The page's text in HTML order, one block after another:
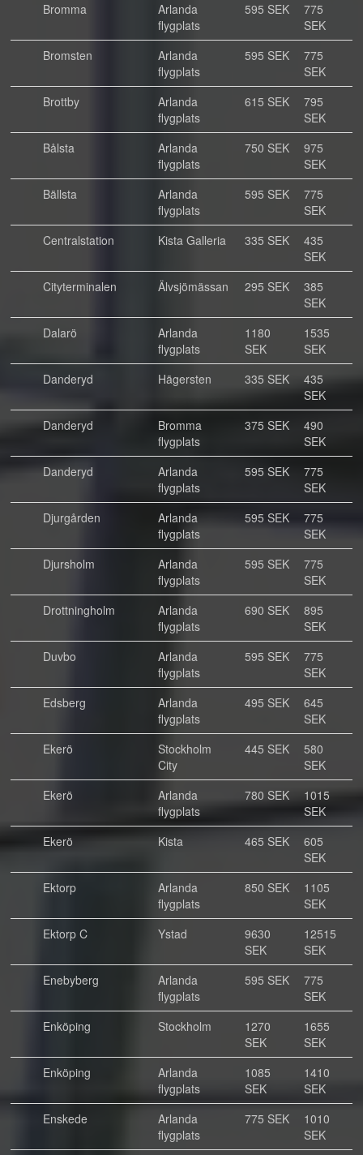
Bromma
Arlanda
flygplats
595 SEK
775
SEK
Bromsten
Arlanda
flygplats
595 SEK
775
SEK
Brottby
Arlanda
flygplats
615 SEK
795
SEK
Bålsta
Arlanda
flygplats
750 SEK
975
SEK
Bällsta
Arlanda
flygplats
595 SEK
775
SEK
Centralstation
Kista Galleria 335 SEK
435
SEK
Cityterminalen
Älvsjömässan 295 SEK
385
SEK
Dalarö
Arlanda
flygplats
1180
SEK
1535
SEK
Danderyd
Hägersten 335 SEK
435
SEK
Danderyd
Bromma
flygplats
375 SEK
490
SEK
Danderyd
Arlanda
flygplats
595 SEK
775
SEK
Djurgården
Arlanda
flygplats
595 SEK
775
SEK
Djursholm
Arlanda
flygplats
595 SEK
775
SEK
Drottningholm
Arlanda
flygplats
690 SEK
895
SEK
Duvbo
Arlanda
flygplats
595 SEK
775
SEK
Edsberg
Arlanda
flygplats
495 SEK
645
SEK
Ekerö
Stockholm
City
445 SEK
580
SEK
Ekerö
Arlanda
flygplats
780 SEK
1015
SEK
Ekerö
Kista 465 SEK
605
SEK
Ektorp
Arlanda
flygplats
850 SEK
1105
SEK
Ektorp C
Ystad
9630
SEK
12515
SEK
Enebyberg
Arlanda
flygplats
595 SEK
775
SEK
Enköping
Stockholm
1270
SEK
1655
SEK
Enköping
Arlanda
flygplats
1085
SEK
1410
SEK
Enskede
Arlanda
flygplats
775 SEK
1010
SEK